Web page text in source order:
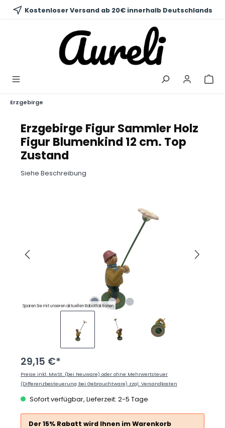
springen
Kostenloser Versand ab 20€ innerhalb Deutschlands
Erzgebirge
Erzgebirge Figur Sammler Holz
Figur Blumenkind 12 cm. Top
Zustand
Siehe Beschreibung
Sparen Sie mit unseren aktuellen Rabattaktionen
29,15 €*
Preise inkl. MwSt. (bei Neuware) oder ohne Mehrwertsteuer
(Differenzbesteuerung bei Gebrauchtware) zzgl. Versandkosten
Sofort verfügbar, Lieferzeit: 2-5 Tage
Der 15% Rabatt wird Ihnen im Warenkorb